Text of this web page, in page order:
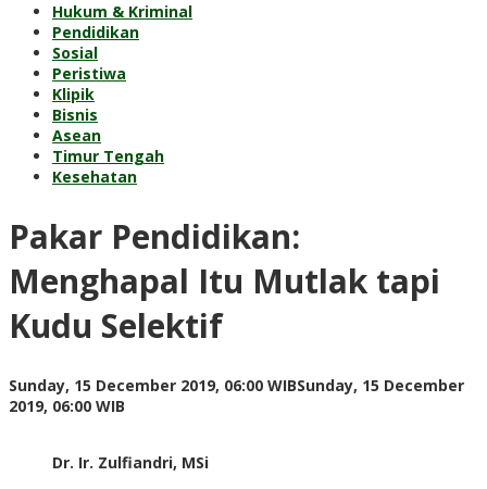
Hukum & Kriminal
Pendidikan
Sosial
Peristiwa
Klipik
Bisnis
Asean
Timur Tengah
Kesehatan
Pakar Pendidikan:
Menghapal Itu Mutlak tapi
Kudu Selektif
Sunday, 15 December 2019, 06:00 WIBSunday, 15 December
2019, 06:00 WIB
Dr. Ir. Zulfiandri, MSi